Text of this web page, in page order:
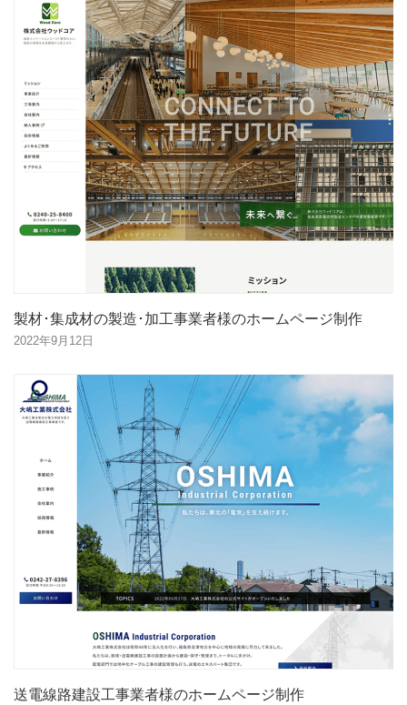
製材･集成材の製造･加工事業者様のホームページ制作
2022年9月12日
送電線路建設工事業者様のホームページ制作